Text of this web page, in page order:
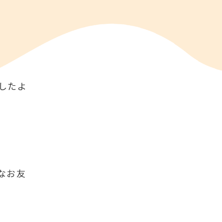
たよ
お友